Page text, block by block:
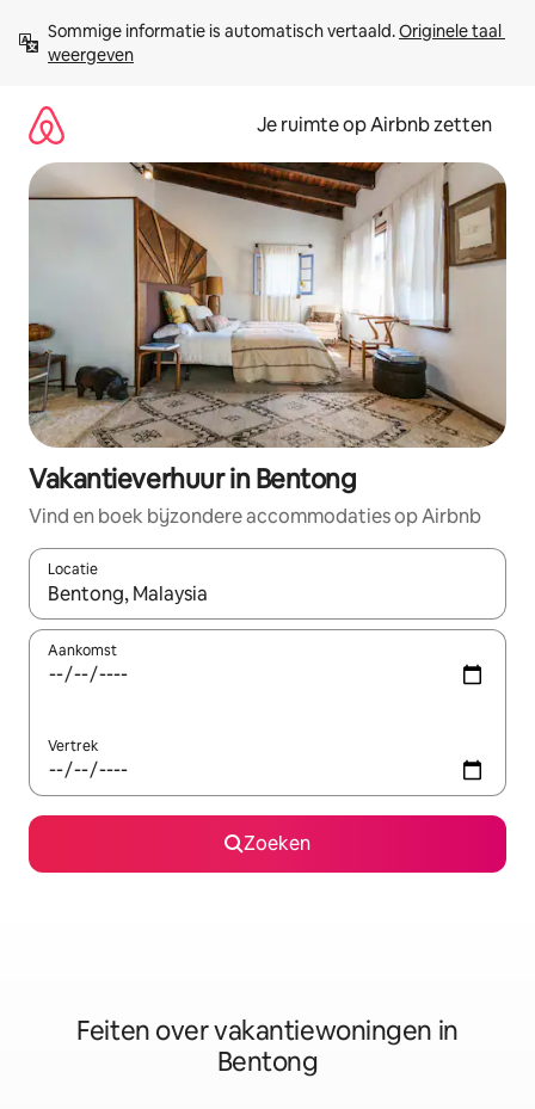
direct
naar
Sommige informatie is automatisch vertaald. Originele taal
weergeven
Je ruimte op Airbnb zetten
Vakantieverhuur in Bentong
Vind en boek bijzondere accommodaties op Airbnb
Locatie
Wanneer er suggesties beschikbaar zijn, maak je een keuze
Aankomst
Vertrek
Zoeken
Feiten over vakantiewoningen in
Bentong